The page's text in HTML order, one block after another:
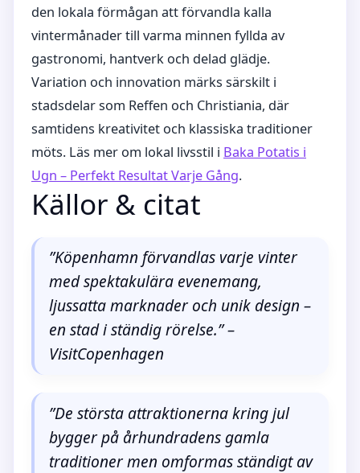
den lokala förmågan att förvandla kalla
vintermånader till varma minnen fyllda av
gastronomi, hantverk och delad glädje.
Variation och innovation märks särskilt i
stadsdelar som Reffen och Christiania, där
samtidens kreativitet och klassiska traditioner
möts. Läs mer om lokal livsstil i Baka Potatis i
Ugn – Perfekt Resultat Varje Gång.
Källor & citat
”Köpenhamn förvandlas varje vinter
med spektakulära evenemang,
ljussatta marknader och unik design –
en stad i ständig rörelse.” –
VisitCopenhagen
”De största attraktionerna kring jul
bygger på århundradens gamla
traditioner men omformas ständigt av